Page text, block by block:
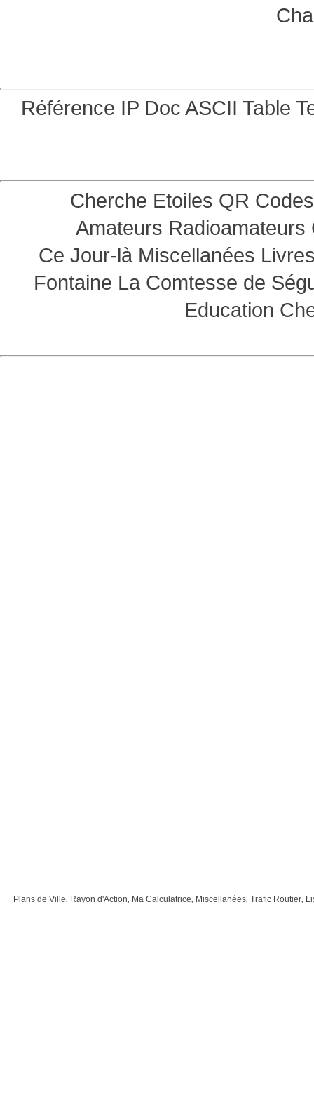
Référence IP Doc ASCII Table
Cherche Etoiles QR Codes
Amateurs Radioamateurs
Ce Jour-là Miscellanées
Fontaine La Comtesse de
Education
Plans de Ville, Rayon d'Action, Ma Calculatrice, Miscellanées, Trafic Routier,